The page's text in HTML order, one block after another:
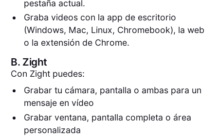
pestaña actual.
Graba videos con la app de escritorio
(Windows, Mac, Linux, Chromebook), la web
o la extensión de Chrome.
B. Zight
Con Zight puedes:
Grabar tu cámara, pantalla o ambas para un
mensaje en vídeo
Grabar ventana, pantalla completa o área
personalizada